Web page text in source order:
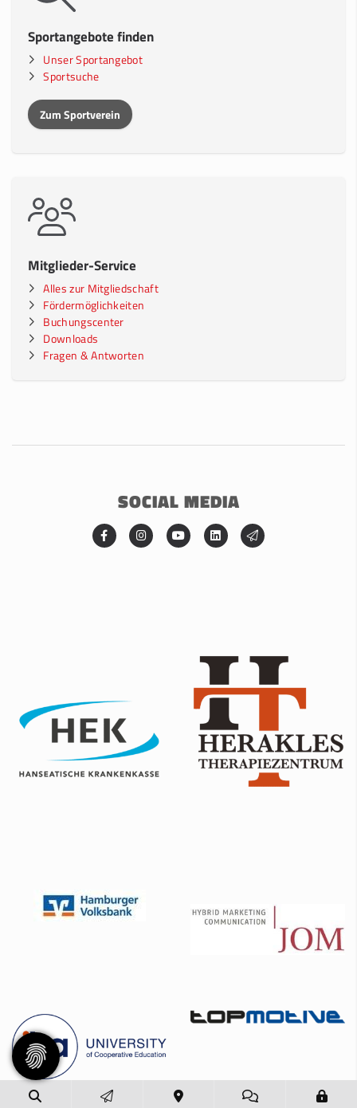
Sportangebote finden
Unser Sportangebot
Sportsuche
Zum Sportverein
Mitglieder-Service
Alles zur Mitgliedschaft
Fördermöglichkeiten
Buchungscenter
Downloads
Fragen & Antworten
SOCIAL MEDIA